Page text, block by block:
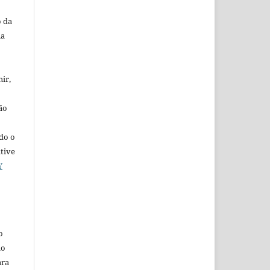
da
o